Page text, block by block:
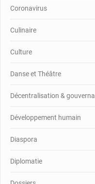
Coronavirus
Culinaire
Culture
Danse et Théâtre
Décentralisation &
Développement humain
Diaspora
Diplomatie